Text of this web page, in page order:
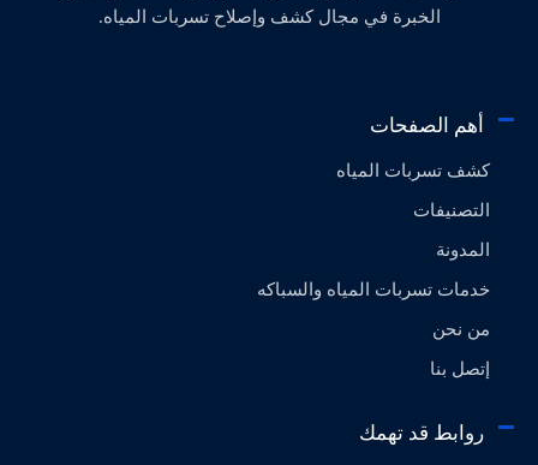
الخبرة في مجال كشف وإصلاح تسربات المياه.
أهم الصفحات
كشف تسربات المياه
التصنيفات
المدونة
خدمات تسربات المياه والسباكه
من نحن
إتصل بنا
روابط قد تهمك